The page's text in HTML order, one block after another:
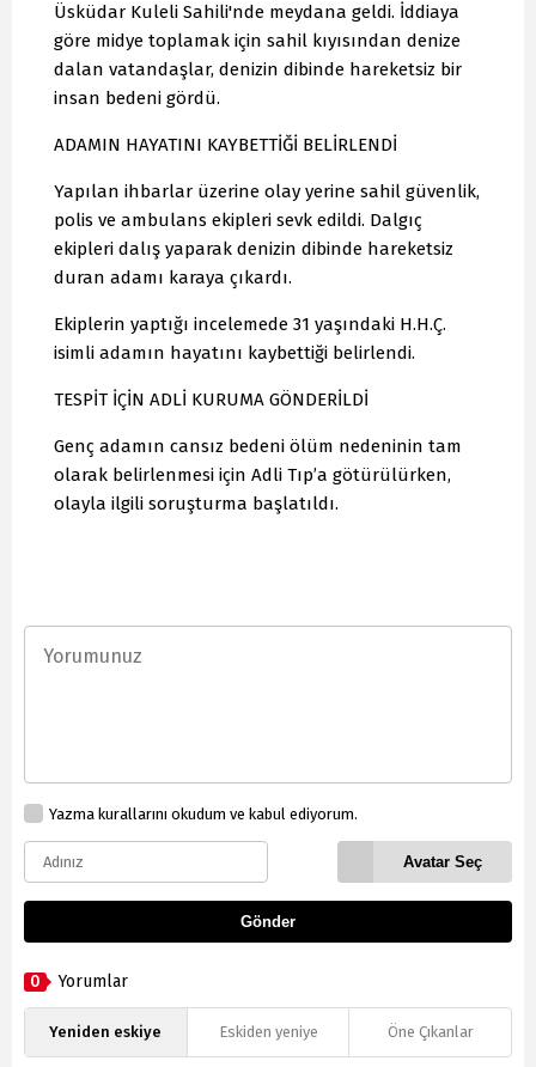
Üsküdar Kuleli Sahili'nde meydana geldi. İddiaya
göre midye toplamak için sahil kıyısından denize
dalan vatandaşlar, denizin dibinde hareketsiz bir
insan bedeni gördü.
ADAMIN HAYATINI KAYBETTİĞİ BELİRLENDİ
Yapılan ihbarlar üzerine olay yerine sahil güvenlik,
polis ve ambulans ekipleri sevk edildi. Dalgıç
ekipleri dalış yaparak denizin dibinde hareketsiz
duran adamı karaya çıkardı.
Ekiplerin yaptığı incelemede 31 yaşındaki H.H.Ç.
isimli adamın hayatını kaybettiği belirlendi.
TESPİT İÇİN ADLİ KURUMA GÖNDERİLDİ
Genç adamın cansız bedeni ölüm nedeninin tam
olarak belirlenmesi için Adli Tıp’a götürülürken,
olayla ilgili soruşturma başlatıldı.
Yazma kurallarını okudum ve kabul ediyorum.
Avatar Seç
Gönder
0 Yorumlar
Yeniden eskiye Eskiden yeniye Öne Çıkanlar